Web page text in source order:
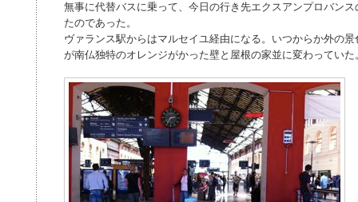
無事に代替バスに乗って、今日の行き先エクスアンプロバン
たのであった。
ヴァランス駅からはマルセイユ経由になる。いつからか外の
が南仏独特のオレンジがかった壁と屋根の家並に変わっていた